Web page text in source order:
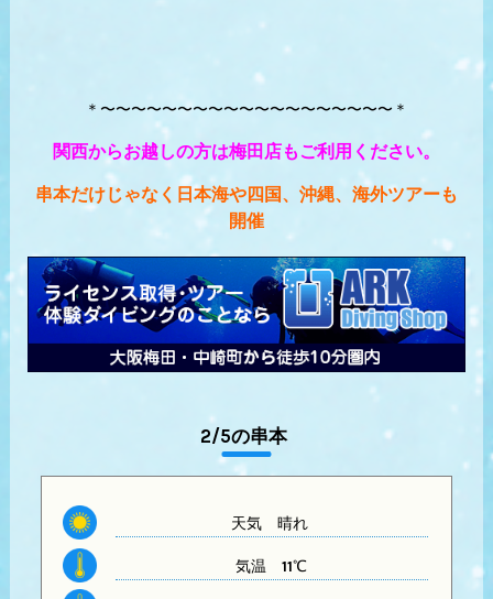
＊〜〜〜〜〜〜〜〜〜〜〜〜〜〜〜〜〜〜〜＊
関西からお越しの方は梅田店もご利用ください。
串本だけじゃなく日本海や四国、沖縄、海外ツアーも
開催
2/5の串本
天気晴れ
気温 11℃